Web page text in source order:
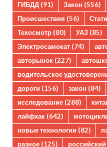
ГИБДД (91) Закон (556)
Происшествия (56)
Техосмотр (80) УАЗ (85)
Электросамокат (74)
авторынок (227)
водительское
дороги (156) закон (84)
исследование (288)
лайфхак (642)
новые технологии (82)
разное (125)